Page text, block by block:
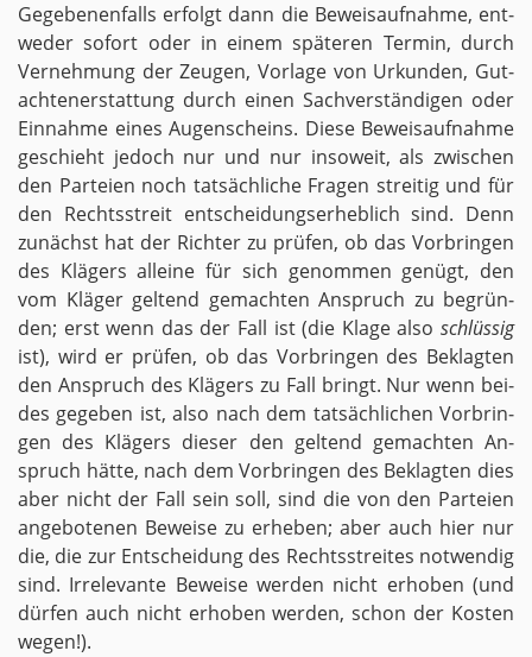
Ge­ge­be­nen­falls er­folgt dann die Be­weis­auf­nah­me, ent­
we­der so­fort oder in einem spä­te­ren Ter­min, durch
Ver­neh­mung der Zeu­gen, Vor­la­ge von Ur­kun­den, Gut­
ach­ten­er­stat­tung durch einen Sach­ver­stän­di­gen oder
Ein­nah­me eines Au­gen­scheins. Diese Be­weis­auf­nah­me
ge­schieht je­doch nur und nur in­so­weit, als zwi­schen
den Par­tei­en noch tat­säch­li­che Fra­gen strei­tig und für
den Rechts­streit ent­schei­dungs­er­heb­lich sind. Denn
zu­nächst hat der Rich­ter zu prü­fen, ob das Vor­brin­gen
des Klä­gers al­lei­ne für sich ge­nom­men ge­nügt, den
vom Klä­ger gel­tend ge­mach­ten An­spruch zu be­grün­
den; erst wenn das der Fall ist (die Klage also schlüs­sig
ist), wird er prü­fen, ob das Vor­brin­gen des Be­klag­ten
den An­spruch des Klä­gers zu Fall bringt. Nur wenn bei­
des ge­ge­ben ist, also nach dem tat­säch­li­chen Vor­brin­
gen des Klä­gers die­ser den gel­tend ge­mach­ten An­
spruch hätte, nach dem Vor­brin­gen des Be­klag­ten dies
aber nicht der Fall sein soll, sind die von den Par­tei­en
an­ge­bo­te­nen Be­wei­se zu er­he­ben; aber auch hier nur
die, die zur Ent­schei­dung des Rechts­strei­tes not­wen­dig
sind. Ir­re­le­van­te Be­wei­se wer­den nicht er­ho­ben (und
dür­fen auch nicht er­ho­ben wer­den, schon der Kos­ten
wegen!).